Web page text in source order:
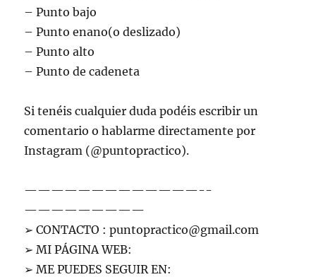
– Punto bajo
– Punto enano(o deslizado)
– Punto alto
– Punto de cadeneta
Si tenéis cualquier duda podéis escribir un
comentario o hablarme directamente por
Instagram (@puntopractico).
—————————————-­
—————————
➢ CONTACTO :puntopractico@gmail.com
➢ MI PÁGINA WEB:
➢ ME PUEDES SEGUIR EN: